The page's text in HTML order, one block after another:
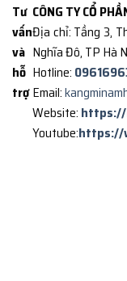
Tư
vấn
và
hỗ
trợ
CÔNG TY CỔ
Địa chỉ: Tầng 3,
Nghĩa Đô, TP Hà
Hotline:
Email:
Website: https://
Youtube:https://